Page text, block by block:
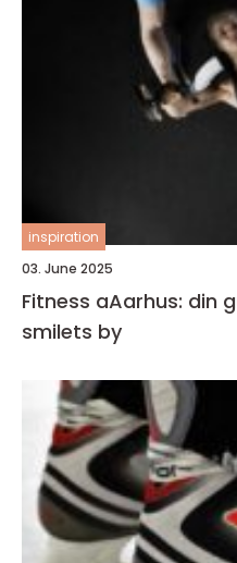
inspiration
03. June 2025
Fitness aAarhus: din
smilets by